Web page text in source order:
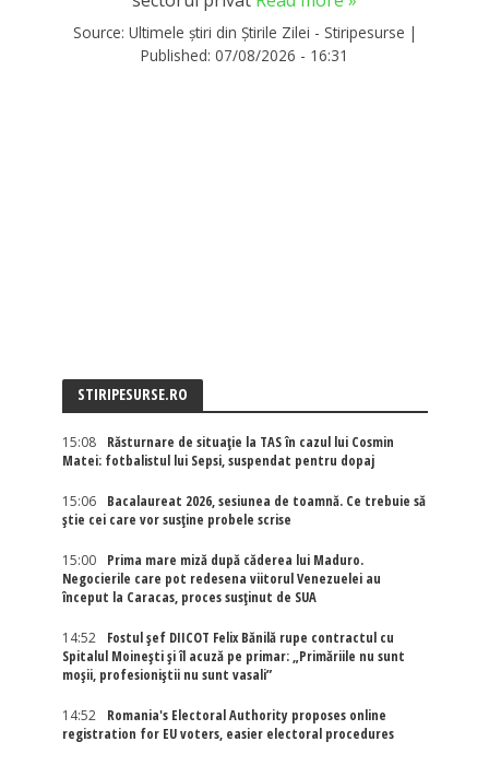
Source: Ultimele știri din Știrile Zilei - Stiripesurse |
Published: 07/08/2026 - 16:31
STIRIPESURSE.RO
15:08
Răsturnare de situație la TAS în cazul lui Cosmin
Matei: fotbalistul lui Sepsi, suspendat pentru dopaj
15:06
Bacalaureat 2026, sesiunea de toamnă. Ce trebuie să
știe cei care vor susține probele scrise
15:00
Prima mare miză după căderea lui Maduro.
Negocierile care pot redesena viitorul Venezuelei au
început la Caracas, proces susținut de SUA
14:52
Fostul șef DIICOT Felix Bănilă rupe contractul cu
Spitalul Moinești și îl acuză pe primar: „Primăriile nu sunt
moșii, profesioniștii nu sunt vasali”
14:52
Romania's Electoral Authority proposes online
registration for EU voters, easier electoral procedures